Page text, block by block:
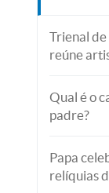
Trienal
reúne
Qual é o
padre?
Papa
relíquias